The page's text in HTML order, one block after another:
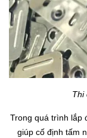
Thi
Trong quá trình lắp
giúp cố định tấm